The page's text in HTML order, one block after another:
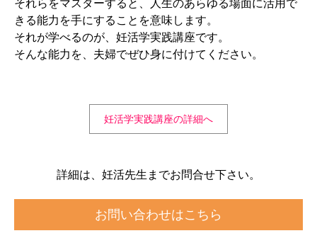
それらをマスターすると、人生のあらゆる場面に活用で
きる能力を手にすることを意味します。
それが学べるのが、妊活学実践講座です。
そんな能力を、夫婦でぜひ身に付けてください。
妊活学実践講座の詳細へ
詳細は、妊活先生までお問合せ下さい。
お問い合わせはこちら